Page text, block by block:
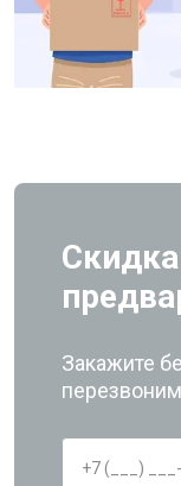
Закажите